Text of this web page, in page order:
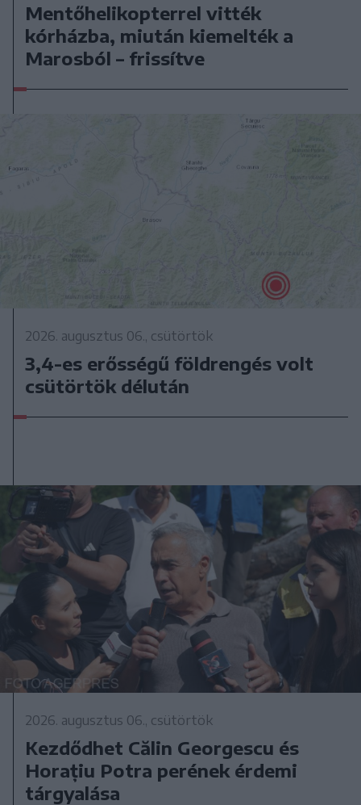
Mentőhelikopterrel vitték
kórházba, miután kiemelték a
Marosból – frissítve
2026. augusztus 06., csütörtök
3,4-es erősségű földrengés volt
csütörtök délután
2026. augusztus 06., csütörtök
Kezdődhet Călin Georgescu és
Horațiu Potra perének érdemi
tárgyalása